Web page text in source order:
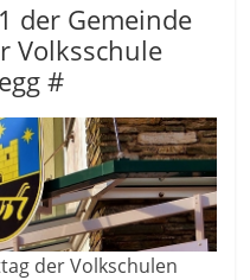
der Gemeinde
Volksschule
#
der Volkschulen